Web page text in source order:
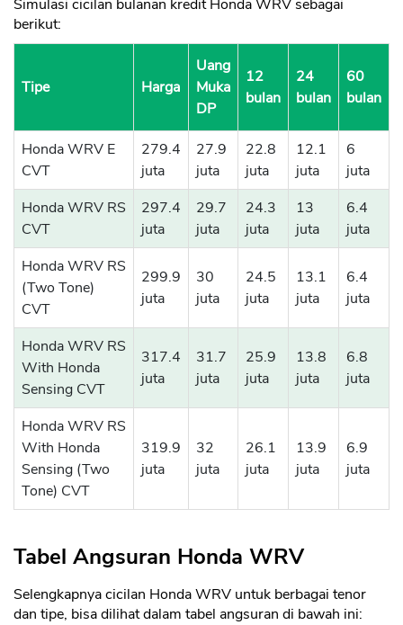
Simulasi cicilan bulanan kredit Honda WRV sebagai
berikut:
Tipe Harga
Uang
Muka
DP
12
bulan
24
bulan
60
bulan
Honda WRV E
CVT
279.4
juta
27.9
juta
22.8
juta
12.1
juta
6
juta
Honda WRV RS
CVT
297.4
juta
29.7
juta
24.3
juta
13
juta
6.4
juta
Honda WRV RS
(Two Tone)
CVT
299.9
juta
30
juta
24.5
juta
13.1
juta
6.4
juta
Honda WRV RS
With Honda
Sensing CVT
317.4
juta
31.7
juta
25.9
juta
13.8
juta
6.8
juta
Honda WRV RS
With Honda
Sensing (Two
Tone) CVT
319.9
juta
32
juta
26.1
juta
13.9
juta
6.9
juta
Tabel Angsuran Honda WRV
Selengkapnya cicilan Honda WRV untuk berbagai tenor
dan tipe, bisa dilihat dalam tabel angsuran di bawah ini: